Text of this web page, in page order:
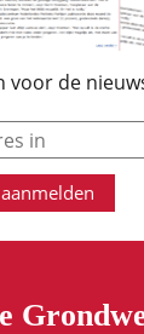
voor de
e-mail
aanmelden